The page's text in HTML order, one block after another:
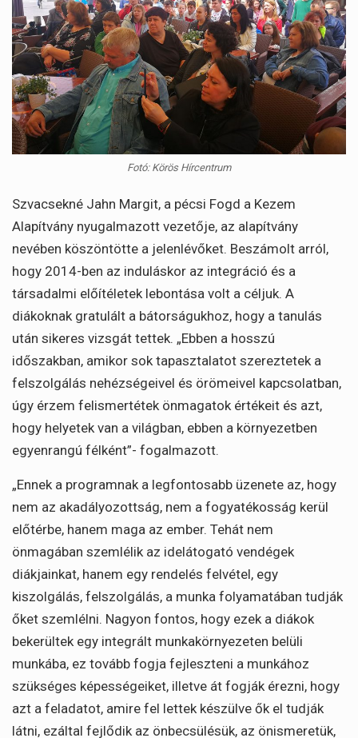
Fotó: Körös Hírcentrum
Szvacsekné Jahn Margit, a pécsi Fogd a Kezem
Alapítvány nyugalmazott vezetője, az alapítvány
nevében köszöntötte a jelenlévőket. Beszámolt arról,
hogy 2014-ben az induláskor az integráció és a
társadalmi előítéletek lebontása volt a céljuk. A
diákoknak gratulált a bátorságukhoz, hogy a tanulás
után sikeres vizsgát tettek. „Ebben a hosszú
időszakban, amikor sok tapasztalatot szereztetek a
felszolgálás nehézségeivel és örömeivel kapcsolatban,
úgy érzem felismertétek önmagatok értékeit és azt,
hogy helyetek van a világban, ebben a környezetben
egyenrangú félként”- fogalmazott.
„Ennek a programnak a legfontosabb üzenete az, hogy
nem az akadályozottság, nem a fogyatékosság kerül
előtérbe, hanem maga az ember. Tehát nem
önmagában szemlélik az idelátogató vendégek
diákjainkat, hanem egy rendelés felvétel, egy
kiszolgálás, felszolgálás, a munka folyamatában tudják
őket szemlélni. Nagyon fontos, hogy ezek a diákok
bekerültek egy integrált munkakörnyezeten belüli
munkába, ez tovább fogja fejleszteni a munkához
szükséges képességeiket, illetve át fogják érezni, hogy
azt a feladatot, amire fel lettek készülve ők el tudják
látni, ezáltal fejlődik az önbecsülésük, az önismeretük,